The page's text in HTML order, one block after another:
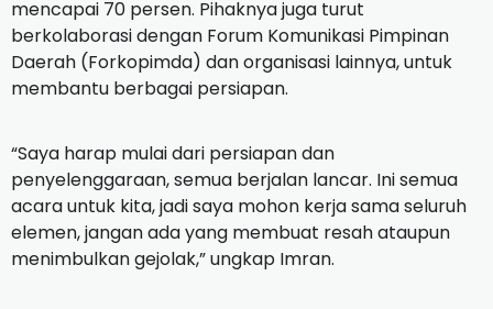
mencapai 70 persen. Pihaknya juga turut
berkolaborasi dengan Forum Komunikasi Pimpinan
Daerah (Forkopimda) dan organisasi lainnya, untuk
membantu berbagai persiapan.
“Saya harap mulai dari persiapan dan
penyelenggaraan, semua berjalan lancar. Ini semua
acara untuk kita, jadi saya mohon kerja sama seluruh
elemen, jangan ada yang membuat resah ataupun
menimbulkan gejolak,” ungkap Imran.